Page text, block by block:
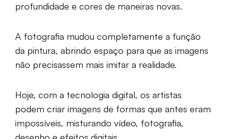
profundidade e cores de maneiras novas.
A fotografia mudou completamente a função
da pintura, abrindo espaço para que as imagens
não precisassem mais imitar a realidade.
Hoje, com a tecnologia digital, os artistas
podem criar imagens de formas que antes eram
impossíveis, misturando vídeo, fotografia,